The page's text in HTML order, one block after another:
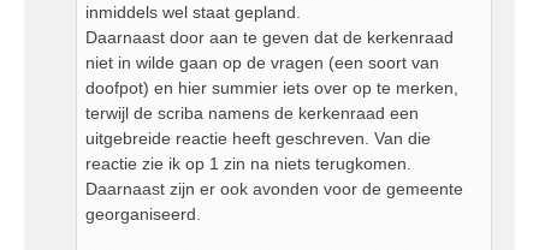
inmiddels wel staat gepland.
Daarnaast door aan te geven dat de kerkenraad
niet in wilde gaan op de vragen (een soort van
doofpot) en hier summier iets over op te merken,
terwijl de scriba namens de kerkenraad een
uitgebreide reactie heeft geschreven. Van die
reactie zie ik op 1 zin na niets terugkomen.
Daarnaast zijn er ook avonden voor de gemeente
georganiseerd.